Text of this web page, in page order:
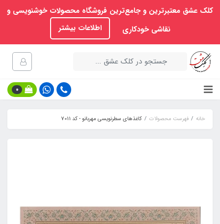
کلک عشق معتبرترین و جامع‌ترین فروشگاه محصولات خوشنویسی و
نقاشی خودکاری
اطلاعات بیشتر
0
خانه فهرست محصولات کاغذهای سطرنویسی مهربانو - کد 7011